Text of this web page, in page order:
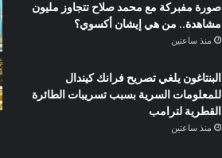
صورة مفبركة مع محمد صلاح تتجاوز مليون
مشاهدة.. من هي إيشان أكسوي؟
منذ ساعتين
البنتاغون يلغي تصريح فرانك كيندال
للمعلومات السرية بسبب تسريبات الطائرة
القطرية لترامب
منذ ساعتين